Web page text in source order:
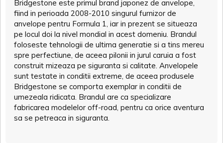
Bridgestone este primul brand japonez de anvelope,
fiind in perioada 2008-2010 singurul furnizor de
anvelope pentru Formula 1, iar in prezent se situeaza
pe locul doi la nivel mondial in acest domeniu. Brandul
foloseste tehnologii de ultima generatie si a tins mereu
spre perfectiune, de aceea pilonii in jurul caruia a fost
construit mizeaza pe siguranta si calitate. Anvelopele
sunt testate in conditii extreme, de aceea produsele
Bridgestone se comporta exemplar in conditii de
umezeala ridicata. Brandul are ca specializare
fabricarea modelelor off-road, pentru ca orice aventura
sa se petreaca in siguranta.